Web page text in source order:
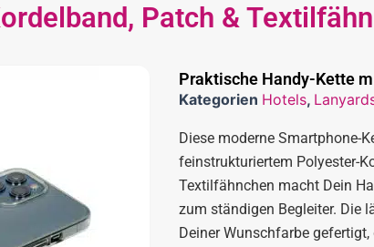
Patch &
Praktische Handy-Kette
Kategorien Hotels,
Diese moderne Smartphone-
feinstrukturiertem Polyester-
Textilfähnchen macht Dein
zum ständigen Begleiter. Die
Deiner Wunschfarbe